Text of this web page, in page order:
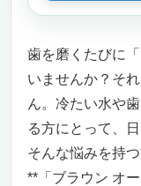
歯を磨くたびに
いませんか？そ
ん。冷たい水や
る方にとって、
そんな悩みを持
**「ブラウン オ